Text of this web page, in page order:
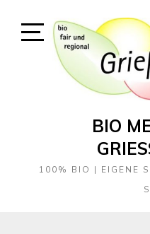
Open
Sidebar
BIO
100% BIO | EIGENE